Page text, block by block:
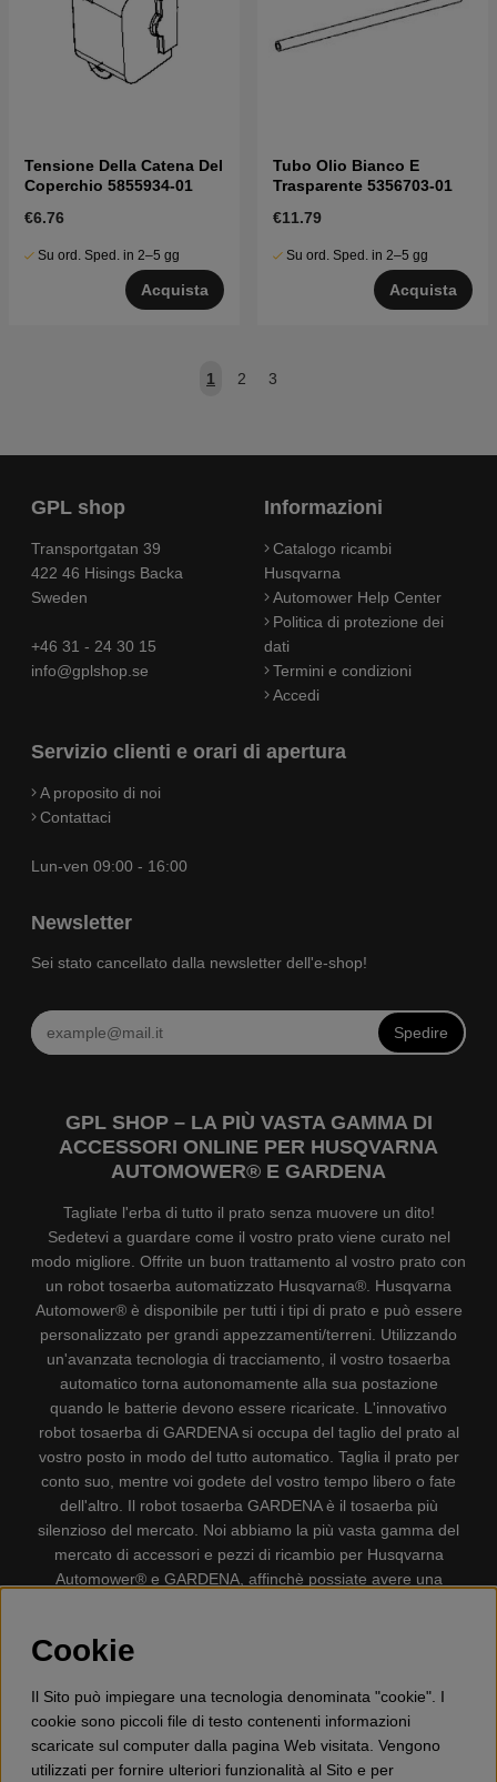
Tensione Della Catena Del
Coperchio 5855934-01
€6.76
Su ord. Sped. in 2–5 gg
Acquista
Tubo Olio Bianco E
Trasparente 5356703-01
€11.79
Su ord. Sped. in 2–5 gg
Acquista
1 2 3
GPL shop
Transportgatan 39
422 46 Hisings Backa
Sweden
+46 31 - 24 30 15
info@gplshop.se
Informazioni
Catalogo ricambi
Husqvarna
Automower Help Center
Politica di protezione dei
dati
Termini e condizioni
Accedi
Servizio clienti e orari di apertura
A proposito di noi
Contattaci
Lun-ven 09:00 - 16:00
Newsletter
Sei stato cancellato dalla newsletter dell'e-shop!
Spedire
GPL SHOP – LA PIÙ VASTA GAMMA DI
ACCESSORI ONLINE PER HUSQVARNA
AUTOMOWER® E GARDENA
Tagliate l'erba di tutto il prato senza muovere un dito!
Sedetevi a guardare come il vostro prato viene curato nel
modo migliore. Offrite un buon trattamento al vostro prato con
un robot tosaerba automatizzato Husqvarna®. Husqvarna
Automower® è disponibile per tutti i tipi di prato e può essere
personalizzato per grandi appezzamenti/terreni. Utilizzando
un'avanzata tecnologia di tracciamento, il vostro tosaerba
automatico torna autonomamente alla sua postazione
quando le batterie devono essere ricaricate. L'innovativo
robot tosaerba di GARDENA si occupa del taglio del prato al
vostro posto in modo del tutto automatico. Taglia il prato per
conto suo, mentre voi godete del vostro tempo libero o fate
dell'altro. Il robot tosaerba GARDENA è il tosaerba più
silenzioso del mercato. Noi abbiamo la più vasta gamma del
mercato di accessori e pezzi di ricambio per Husqvarna
Automower® e GARDENA, affinchè possiate avere una
Accessori per la protezione personale, Decespugliatori,
Aspirapolvere, Mototroncatrici, Attrezzature Forestali,
Lubrificanti, Carburanti, Giocattolo per bambini ETC.
Cookie
Il Sito può impiegare una tecnologia denominata "cookie". I
cookie sono piccoli file di testo contenenti informazioni
scaricate sul computer dalla pagina Web visitata. Vengono
utilizzati per fornire ulteriori funzionalità al Sito e per